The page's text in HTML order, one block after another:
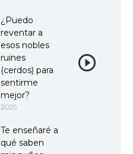
¿Puedo
reventar a
esos nobles
ruines
(cerdos) para
sentirme
mejor?
2025
Te enseñaré a
qué saben